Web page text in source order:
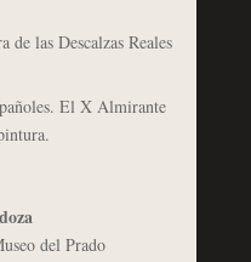
de las Descalzas Reales
El X Almirante
del Prado